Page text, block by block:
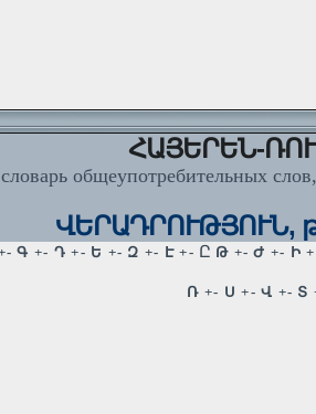
ՀԱՅԵՐԵՆ-
словарь общеупотребительных
ՎԵՐԱԴՐՈՒԹՅՈՒՆ,